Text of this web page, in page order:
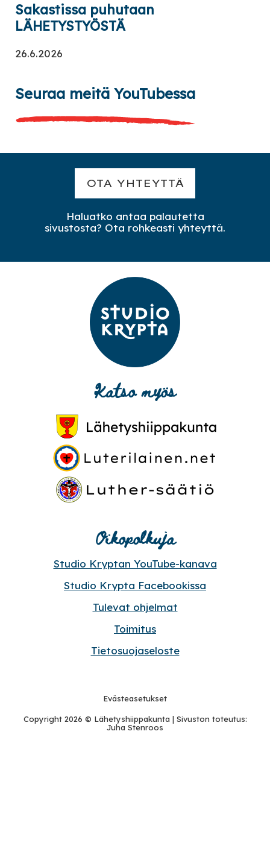
Sakastissa puhutaan
LÄHETYSTYÖSTÄ
26.6.2026
Seuraa meitä YouTubessa
OTA YHTEYTTÄ
Haluatko antaa palautetta
sivustosta? Ota rohkeasti yhteyttä.
Katso myös
Oikopolkuja
Studio Kryptan YouTube-kanava
Studio Krypta Facebookissa
Tulevat ohjelmat
Toimitus
Tietosuojaseloste
Evästeasetukset
Copyright 2026 © Lähetyshiippakunta | Sivuston toteutus:
Juha Stenroos